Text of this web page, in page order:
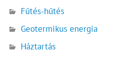
Fűtés-hűtés
Geotermikus energia
Háztartás